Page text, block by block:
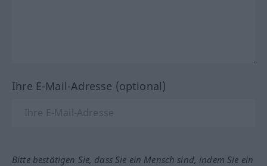
Ihre E-Mail-Adresse (optional)
Bitte bestätigen Sie, dass Sie ein Mensch sind, indem Sie ein